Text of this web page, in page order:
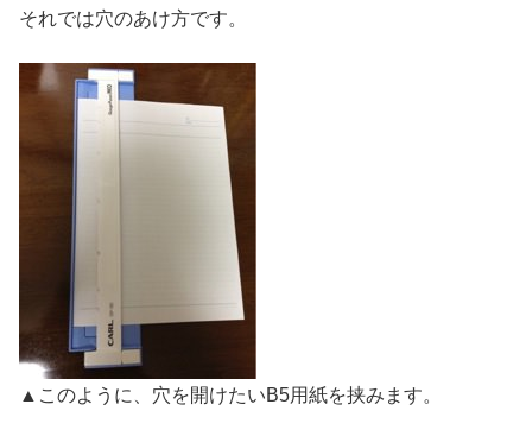
それでは穴のあけ方です。
▲このように、穴を開けたいB5用紙を挟みます。